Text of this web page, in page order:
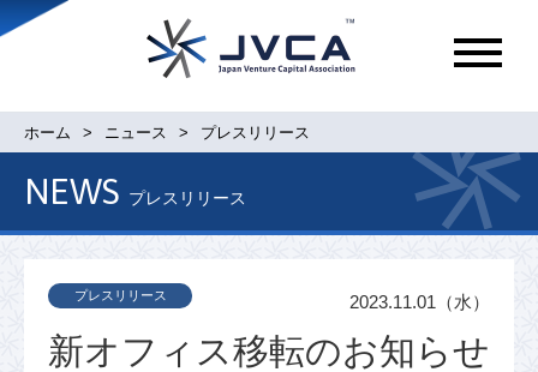
メ
ュ
ホーム ニュース プレスリリース
NEWS プレスリリース
新オフィス移転のお知らせ
プレスリリース 2023.11.01（水）